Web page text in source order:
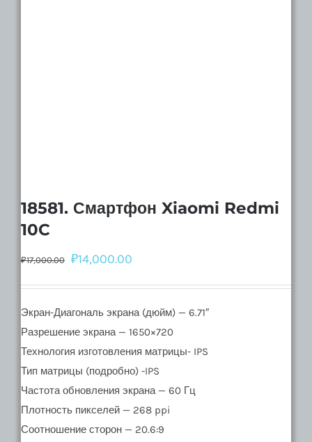
18581. Смартфон Xiaomi Redmi
10C
₽17,000.00 ₽14,000.00
Экран-Диагональ экрана (дюйм) — 6.71″
Разрешение экрана — 1650×720
Технология изготовления матрицы- IPS
Тип матрицы (подробно) -IPS
Частота обновления экрана — 60 Гц
Плотность пикселей — 268 ppi
Соотношение сторон — 20.6:9